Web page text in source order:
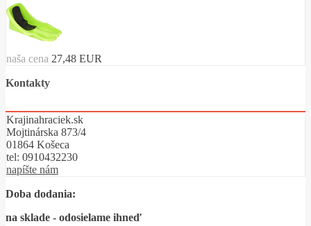
naša cena 27,48 EUR
Kontakty
Krajinahraciek.sk
Mojtinárska 873/4
01864 Košeca
tel: 0910432230
napíšte nám
Doba dodania:
na sklade - odosielame ihneď